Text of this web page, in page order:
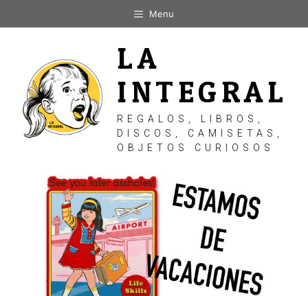
al
Menu
LA
INTEGRAL
REGALOS, LIBROS,
DISCOS, CAMISETAS,
OBJETOS CURIOSOS